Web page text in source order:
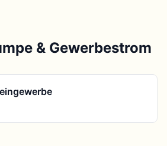
& Gewerbestrom